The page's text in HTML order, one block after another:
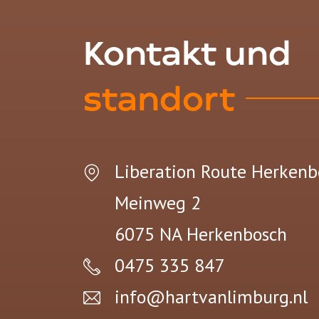
Kontakt und
standort
Liberation Route
Meinweg 2
6075 NA Herkenbosch
0475 335 847
info@hartvanlimburg.nl